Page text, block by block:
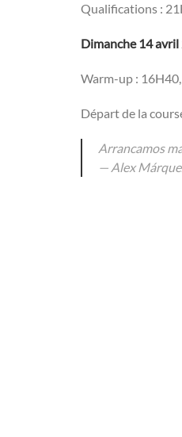
Qualifications :
Dimanche 14
Warm-up :
Départ de la
Arrancamos
— Alex